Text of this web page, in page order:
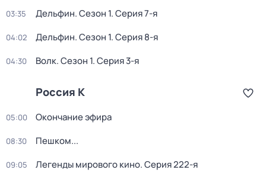
03:35 Дельфин. Сезон 1. Серия 7-я
04:02 Дельфин. Сезон 1. Серия 8-я
04:30 Волк. Сезон 1. Серия 3-я
Россия К
05:00 Окончание эфира
08:30 Пешком...
09:05 Легенды мирового кино. Серия 222-я